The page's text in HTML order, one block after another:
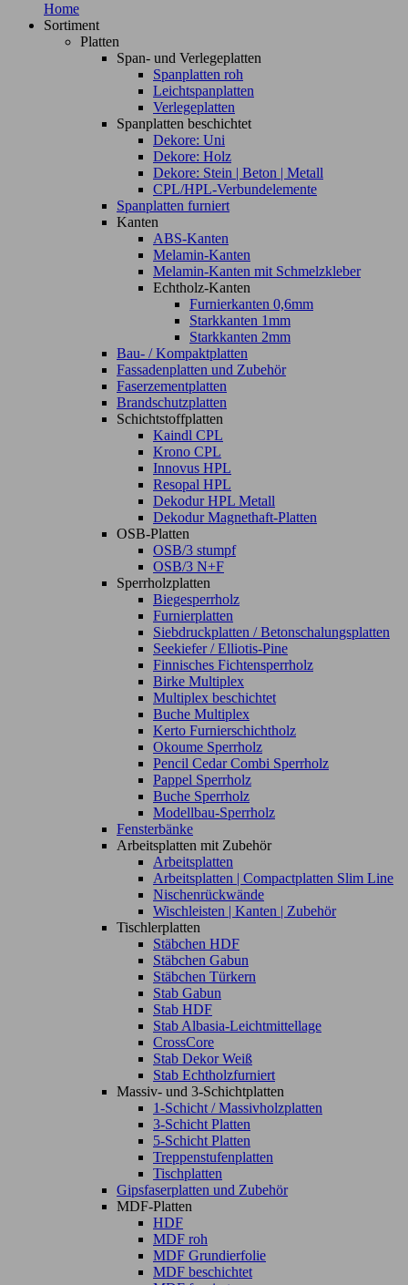
Home
Sortiment
Platten
Span- und Verlegeplatten
Spanplatten roh
Leichtspanplatten
Verlegeplatten
Spanplatten beschichtet
Dekore: Uni
Dekore: Holz
Dekore: Stein | Beton | Metall
CPL/HPL-Verbundelemente
Spanplatten furniert
Kanten
ABS-Kanten
Melamin-Kanten
Melamin-Kanten mit Schmelzkleber
Echtholz-Kanten
Furnierkanten 0,6mm
Starkkanten 1mm
Starkkanten 2mm
Bau- / Kompaktplatten
Fassadenplatten und Zubehör
Faserzementplatten
Brandschutzplatten
Schichtstoffplatten
Kaindl CPL
Krono CPL
Innovus HPL
Resopal HPL
Dekodur HPL Metall
Dekodur Magnethaft-Platten
OSB-Platten
OSB/3 stumpf
OSB/3 N+F
Sperrholzplatten
Biegesperrholz
Furnierplatten
Siebdruckplatten / Betonschalungsplatten
Seekiefer / Elliotis-Pine
Finnisches Fichtensperrholz
Birke Multiplex
Multiplex beschichtet
Buche Multiplex
Kerto Furnierschichtholz
Okoume Sperrholz
Pencil Cedar Combi Sperrholz
Pappel Sperrholz
Buche Sperrholz
Modellbau-Sperrholz
Fensterbänke
Arbeitsplatten mit Zubehör
Arbeitsplatten
Arbeitsplatten | Compactplatten Slim Line
Nischenrückwände
Wischleisten | Kanten | Zubehör
Tischlerplatten
Stäbchen HDF
Stäbchen Gabun
Stäbchen Türkern
Stab Gabun
Stab HDF
Stab Albasia-Leichtmittellage
CrossCore
Stab Dekor Weiß
Stab Echtholzfurniert
Massiv- und 3-Schichtplatten
1-Schicht / Massivholzplatten
3-Schicht Platten
5-Schicht Platten
Treppenstufenplatten
Tischplatten
Gipsfaserplatten und Zubehör
MDF-Platten
HDF
MDF roh
MDF Grundierfolie
MDF beschichtet